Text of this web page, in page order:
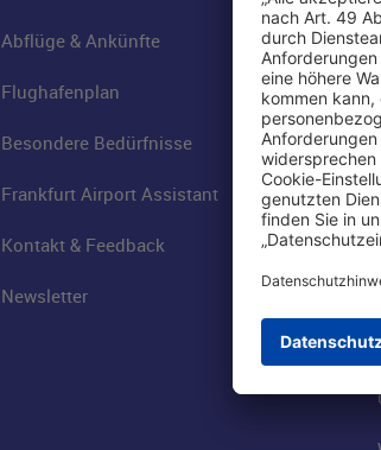
Abflüge & Ankünfte
Flughafenplan
Besondere Bedürfnisse
Frankfurt Airport Assistant
Kontakt & Feedback
Newsletter